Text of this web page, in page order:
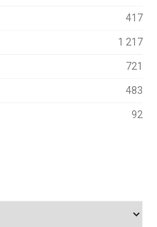
417
1 217
721
483
92